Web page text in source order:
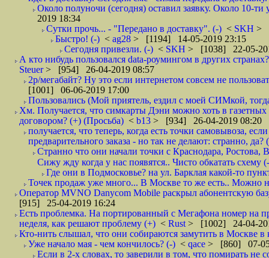
Около полуночи (сегодня) оставил заявку. Около 10-ти
2019 18:34
Сутки прочь... - "Передано в доставку". (-) < SKH >
Быстро! (-) < ag28 > [1194] 14-05-2019 23:15
Сегодня привезли. (-) < SKH > [1038] 22-05-
А кто нибудь пользовался data-роумингом в других
Steuer> [954] 26-04-2019 08:57
2р/мегабайт? Ну это если интернетом совсем не
[1001] 06-06-2019 17:00
Пользовались (Мой приятель, ездил с моей СИМкой,
Хм. Получается, что симкарты Дэни можно хоть в газетных
договором? (+) (Просьба) < b13 > [934] 26-04-2019 08:20
получается, что теперь, когда есть точки самовывоза,
предварительного заказа - но так не делают: странно, да?
Странно что они начали точки с Краснодара,
Сижу жду когда у нас появятся.. Чисто обкатать схему
Где они в Подмосковье? на ул. Барклая какой-то
Точек продаж уже много... В Москве то же есть.. Можно
Оператор MVNO Danycom Mobile раскрыл абонентскую
[915] 25-04-2019 16:24
Есть проблемка. На портированный с Мегафона номер на
неделя, как решают проблему (+) < Rust > [1002] 24-04-
Кто-нить слышал, что они собираются замутить в Москве в
Уже начало мая - чем кончилось? (-) < qace > [860] 07-
Если в 2-х словах, то заверили в том, что помирать не